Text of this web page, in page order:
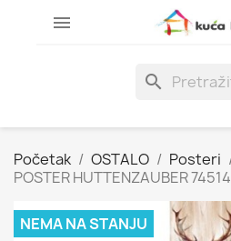

search
Početak OSTALO Posteri
POSTER HUTTENZAUBER 74514
NEMA NA STANJU